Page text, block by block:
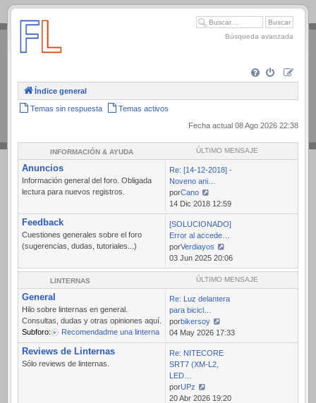
.
Búsqueda avanzada
Índice general
Temas sin respuesta
Temas activos
Fecha actual 08 Ago 2026 22:38
INFORMACIÓN & AYUDA ÚLTIMO MENSAJE
Anuncios
Información general del foro. Obligada
lectura para nuevos registros.
Re: [14-12-2018] -
Noveno ani…
porCano
Ver
último
mensaje
14 Dic 2018 12:59
Feedback
Cuestiones generales sobre el foro
(sugerencias, dudas, tutoriales...)
[SOLUCIONADO]
Error al accede…
porVerdiayos
Ver
último
mensaje
03 Jun 2025 20:06
LINTERNAS ÚLTIMO MENSAJE
General
Hilo sobre linternas en general.
Consultas, dudas y otras opiniones aquí.
Subforo:
Recomendadme una linterna
Re: Luz delantera
para bicicl…
porbikersoy
Ver
último
mensaje
04 May 2026 17:33
Reviews de Linternas
Sólo reviews de linternas.
Re: NITECORE
SRT7 (XM-L2,
LED…
porUPz
Ver
20 Abr 2026 19:20